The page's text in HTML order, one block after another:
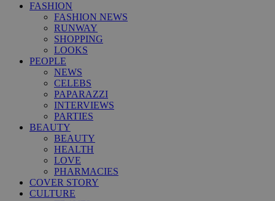
FASHION
FASHION NEWS
RUNWAY
SHOPPING
LOOKS
PEOPLE
NEWS
CELEBS
PAPARAZZI
INTERVIEWS
PARTIES
BEAUTY
BEAUTY
HEALTH
LOVE
PHARMACIES
COVER STORY
CULTURE